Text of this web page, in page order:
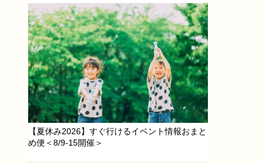
【夏休み2026】すぐ行けるイベント情報おまと
め便＜8/9-15開催＞